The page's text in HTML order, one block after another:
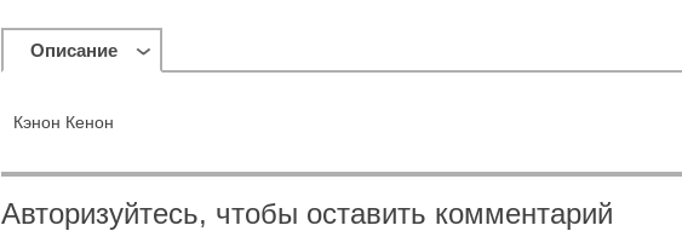
Описание
Кэнон Кенон
Авторизуйтесь, чтобы оставить комментарий